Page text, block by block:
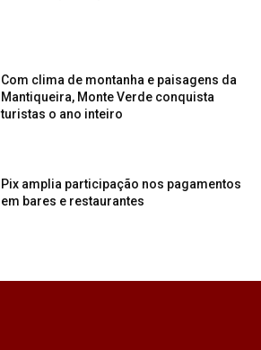
Com clima de montanha e paisagens da
Mantiqueira, Monte Verde conquista
turistas o ano inteiro
Pix amplia participação nos pagamentos
em bares e restaurantes